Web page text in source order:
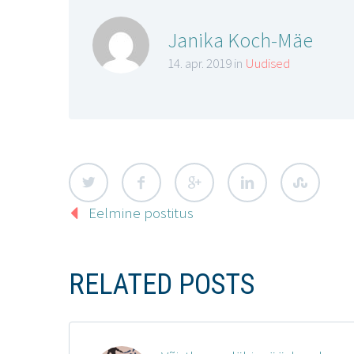
Janika Koch-Mäe
14. apr. 2019 in Uudised
Eelmine postitus
RELATED POSTS